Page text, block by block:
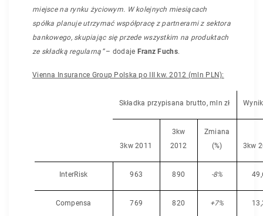
miejsce na rynku życiowym. W kolejnych miesiącach
spółka planuje utrzymać współpracę z partnerami z sektora
bankowego, skupiając się przede wszystkim na produktach
ze składką regularną ”– dodaje Franz Fuchs.
Vienna Insurance Group Polska po III kw. 2012 (mln PLN):
Składka przypisana brutto, mln zł Wyni
3kw 2011
3kw
2012
Zmiana
(%)
3kw
InterRisk 963 890 -8%
Compensa 769 820 +7%